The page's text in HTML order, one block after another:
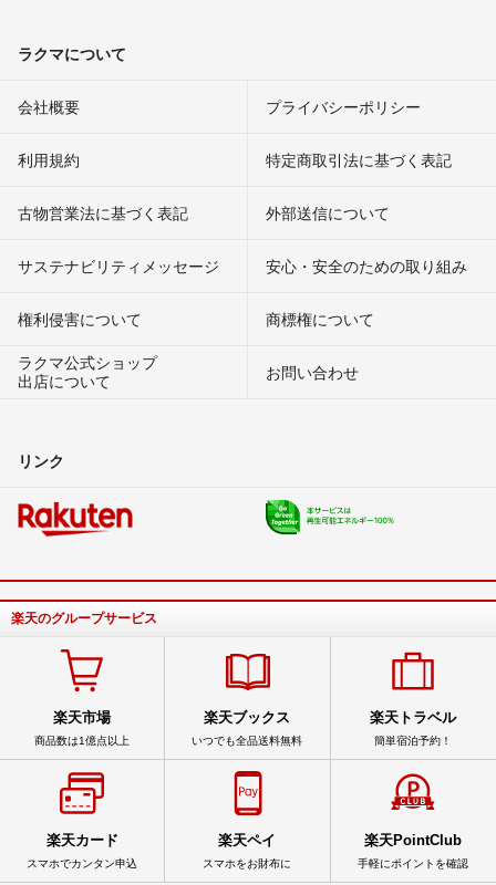
ラクマについて
会社概要 プライバシーポリシー
利用規約 特定商取引法に基づく表記
古物営業法に基づく表記 外部送信について
サステナビリティメッセージ 安心・安全のための取り組み
権利侵害について
商標権について
ラクマ公式ショップ
出店について
お問い合わせ
リンク
楽天のグループサービス
楽天市場
商品数は1億点以上
楽天ブックス
いつでも全品送料無料
楽天トラベル
簡単宿泊予約！
楽天カード
スマホでカンタン申込
楽天ペイ
スマホをお財布に
楽天PointClub
手軽にポイントを確認